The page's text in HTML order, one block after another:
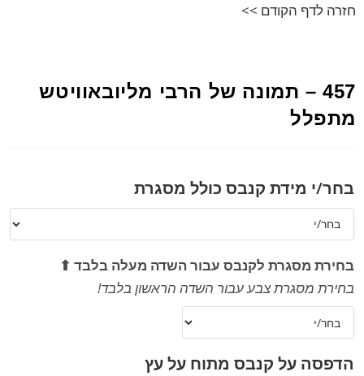
חזרה לדף הקודם >>
457 – תמונה של הרבי מליובאוויטש
מתפלל
בחר/י מידת קנבס כולל מסגרת
בחירת מסגרת לקנבס עבור השדה מעלה בלבד ⬆
בחירת מסגרת צבע עבור השדה הראשון בלבד!
הדפסה על קנבס מתוח על עץ